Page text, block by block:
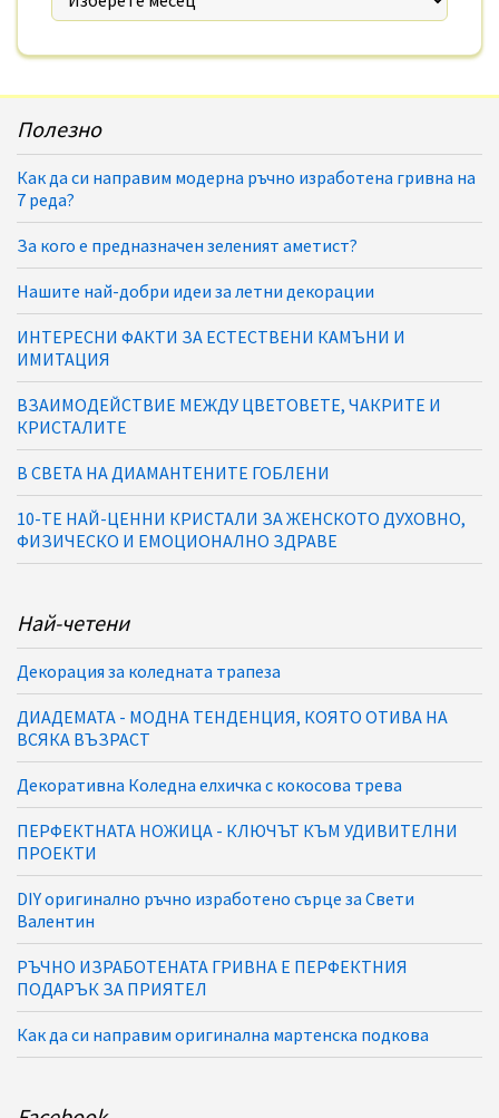
Полезно
Как да си направим модерна ръчно изработена гривна на
7 реда?
За кого е предназначен зеленият аметист?
Нашите най-добри идеи за летни декорации
ИНТЕРЕСНИ ФАКТИ ЗА ЕСТЕСТВЕНИ КАМЪНИ И
ИМИТАЦИЯ
ВЗАИМОДЕЙСТВИЕ МЕЖДУ ЦВЕТОВЕТЕ, ЧАКРИТЕ И
КРИСТАЛИТЕ
В СВЕТА НА ДИАМАНТЕНИТЕ ГОБЛЕНИ
10-ТЕ НАЙ-ЦЕННИ КРИСТАЛИ ЗА ЖЕНСКОТО ДУХОВНО,
ФИЗИЧЕСКО И ЕМОЦИОНАЛНО ЗДРАВЕ
Най-четени
Декорация за коледната трапеза
ДИАДЕМАТА - МОДНА ТЕНДЕНЦИЯ, КОЯТО ОТИВА НА
ВСЯКА ВЪЗРАСТ
Декоративна Коледна елхичка с кокосова трева
ПЕРФЕКТНАТА НОЖИЦА - КЛЮЧЪТ КЪМ УДИВИТЕЛНИ
ПРОЕКТИ
DIY оригинално ръчно изработено сърце за Свети
Валентин
РЪЧНО ИЗРАБОТЕНАТА ГРИВНА Е ПЕРФЕКТНИЯ
ПОДАРЪК ЗА ПРИЯТЕЛ
Как да си направим оригинална мартенска подкова